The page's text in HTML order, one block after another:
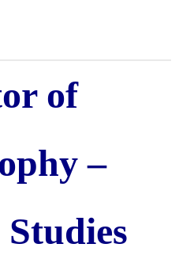
of
–